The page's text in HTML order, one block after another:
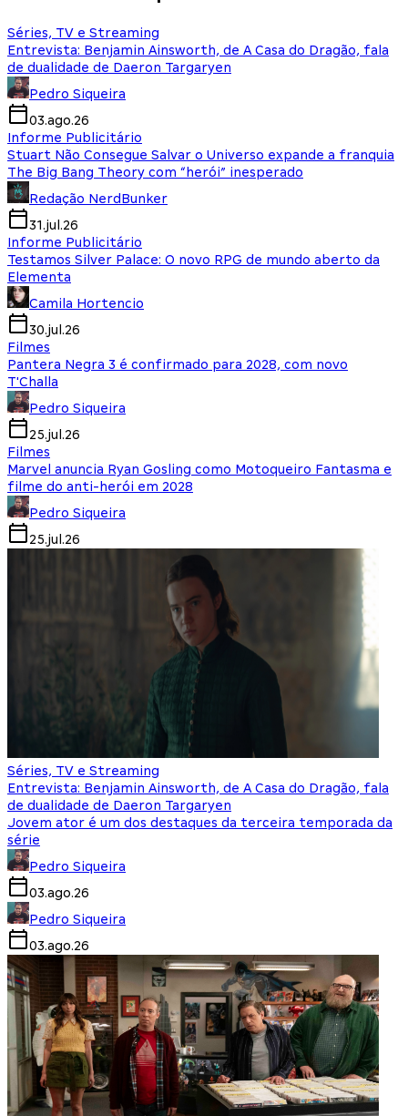
Séries, TV e Streaming
Entrevista: Benjamin Ainsworth, de A Casa do Dragão, fala
de dualidade de Daeron Targaryen
Pedro Siqueira
03.ago.26
Informe Publicitário
Stuart Não Consegue Salvar o Universo expande a franquia
The Big Bang Theory com “herói” inesperado
Redação NerdBunker
31.jul.26
Informe Publicitário
Testamos Silver Palace: O novo RPG de mundo aberto da
Elementa
Camila Hortencio
30.jul.26
Filmes
Pantera Negra 3 é confirmado para 2028, com novo
T'Challa
Pedro Siqueira
25.jul.26
Filmes
Marvel anuncia Ryan Gosling como Motoqueiro Fantasma e
filme do anti-herói em 2028
Pedro Siqueira
25.jul.26
Séries, TV e Streaming
Entrevista: Benjamin Ainsworth, de A Casa do Dragão, fala
de dualidade de Daeron Targaryen
Jovem ator é um dos destaques da terceira temporada da
série
Pedro Siqueira
03.ago.26
Pedro Siqueira
03.ago.26